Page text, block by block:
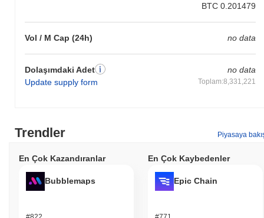
BTC 0.201479
Vol / M Cap (24h) no data
Dolaşımdaki Adet
Update supply form
no data
Toplam:8,331,221
Trendler Piyasaya
En Çok Kazandıranlar
Bubblemaps
En Çok Kaybedenler
Epic Chain